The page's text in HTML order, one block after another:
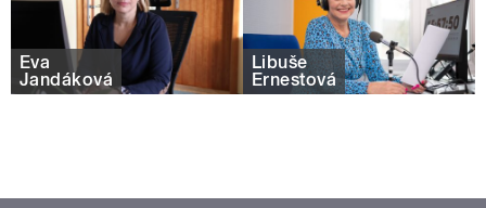
Eva
Jandáková
Libuše
Ernestová